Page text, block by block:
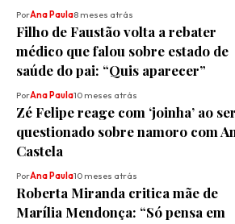
PorAna Paula8 meses atrás
Filho de Faustão volta a rebater
médico que falou sobre estado de
saúde do pai: “Quis aparecer”
PorAna Paula10 meses atrás
Zé Felipe reage com ‘joinha’ ao ser
questionado sobre namoro com
Castela
PorAna Paula10 meses atrás
Roberta Miranda critica mãe de
Marília Mendonça: “Só pensa em